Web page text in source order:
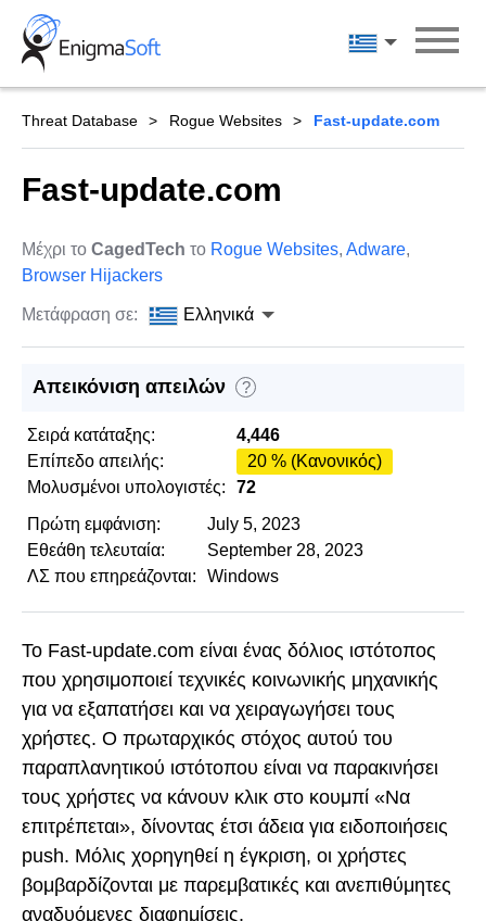
Skip
content
Ελληνικά
Threat Database Rogue Websites Fast-update.com
Fast-update.com
Μέχρι το CagedTech το Rogue Websites, Adware,
Browser Hijackers
Μετάφραση σε: Ελληνικά
Απεικόνιση απειλών ?
Σειρά κατάταξης:
4,446
Επίπεδο απειλής:
20 % (Κανονικός)
Μολυσμένοι υπολογιστές:
72
Πρώτη εμφάνιση:
July 5, 2023
Εθεάθη τελευταία:
September 28, 2023
ΛΣ που επηρεάζονται:
Windows
Το Fast-update.com είναι ένας δόλιος ιστότοπος
που χρησιμοποιεί τεχνικές κοινωνικής μηχανικής
για να εξαπατήσει και να χειραγωγήσει τους
χρήστες. Ο πρωταρχικός στόχος αυτού του
παραπλανητικού ιστότοπου είναι να παρακινήσει
τους χρήστες να κάνουν κλικ στο κουμπί «Να
επιτρέπεται», δίνοντας έτσι άδεια για ειδοποιήσεις
push. Μόλις χορηγηθεί η έγκριση, οι χρήστες
βομβαρδίζονται με παρεμβατικές και ανεπιθύμητες
αναδυόμενες διαφημίσεις.